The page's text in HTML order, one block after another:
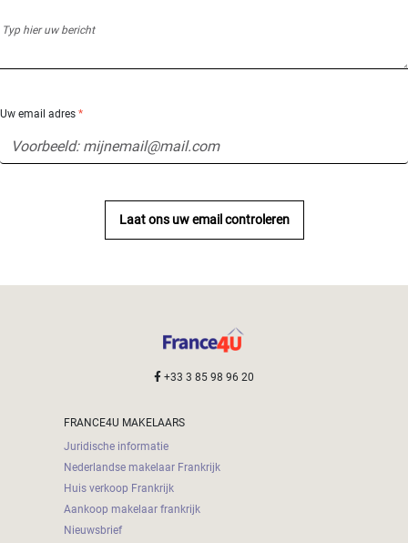
Uw email adres *
Laat ons uw email controleren
+33 3 85 98 96 20
FRANCE4U MAKELAARS
Juridische informatie
Nederlandse makelaar Frankrijk
Huis verkoop Frankrijk
Aankoop makelaar frankrijk
Nieuwsbrief